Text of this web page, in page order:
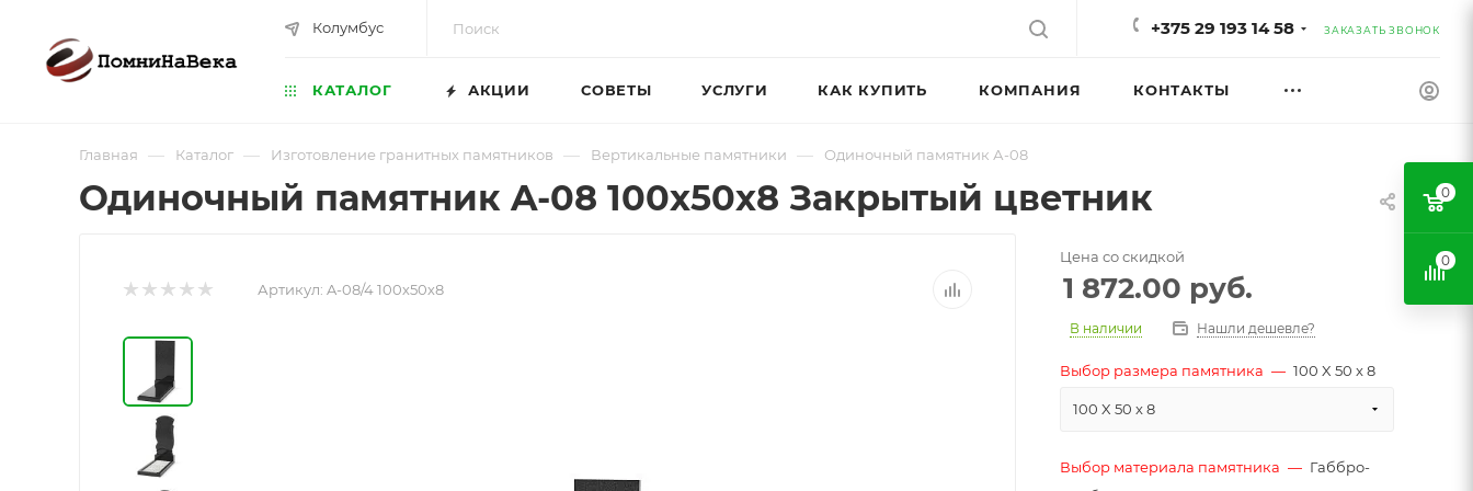
Колумбус +375 29 193 14 58 ЗАКАЗАТЬ ЗВОНОК
КАТАЛОГ АКЦИИ СОВЕТЫ УСЛУГИ КАК КУПИТЬ КОМПАНИЯ КОНТАКТЫ
Главная — Каталог — Изготовление гранитных памятников — Вертикальные памятники — Одиночный памятник А-08
Одиночный памятник A-08 100х50х8 Закрытый цветник
Артикул: A-08/4 100х50х8
Цена со скидкой
1 872.00 руб.
В наличии Нашли дешевле?
Выбор размера памятника — 100 X 50 x 8
100 X 50 x 8
Выбор материала памятника — Габбро-
0
0